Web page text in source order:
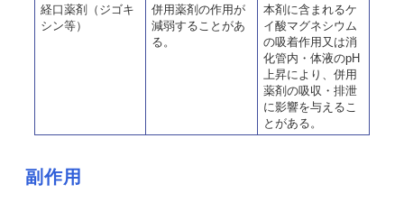
経口薬剤（ジゴキ
シン等）
併用薬剤の作用が
減弱することがあ
る。
本剤に含まれるケ
イ酸マグネシウム
の吸着作用又は消
化管内・体液のpH
上昇により、併用
薬剤の吸収・排泄
に影響を与えるこ
とがある。
副作用